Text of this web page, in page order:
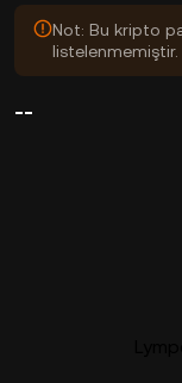
Not: Bu kripto
listelenmemiştir.
--